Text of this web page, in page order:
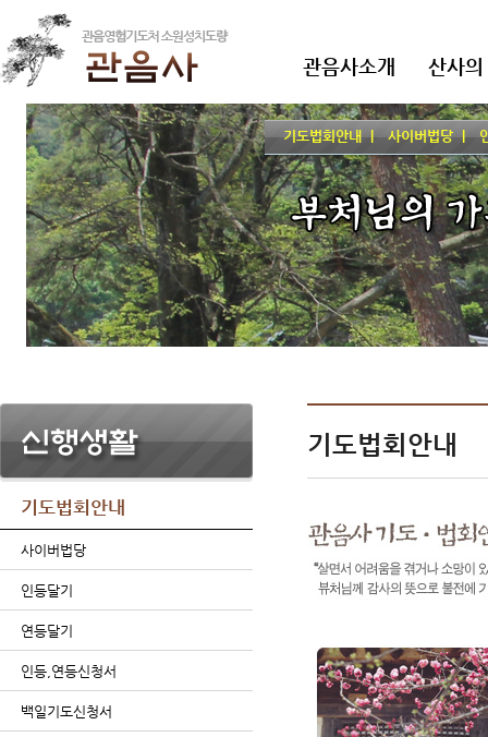
관음사소개 산사
기도법회안내 | 사이버법당 |
기도법회안내
사이버법당
인등달기
연등달기
인등,연등신청서
백일기도신청서
기도법회안내